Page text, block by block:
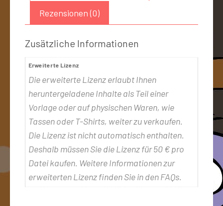
Rezensionen (0)
Zusätzliche Informationen
Erweiterte Lizenz
Die erweiterte Lizenz erlaubt Ihnen
heruntergeladene Inhalte als Teil einer
Vorlage oder auf physischen Waren, wie
Tassen oder T-Shirts, weiter zu verkaufen.
Die Lizenz ist nicht automatisch enthalten.
Deshalb müssen Sie die Lizenz für 50 € pro
Datei kaufen. Weitere Informationen zur
erweiterten Lizenz finden Sie in den FAQs.